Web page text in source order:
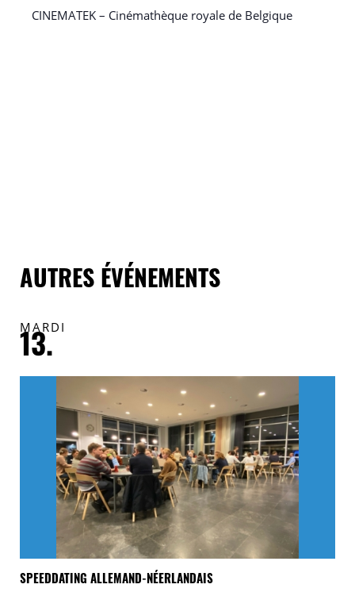
CINEMATEK – Cinémathèque royale de Belgique
AUTRES ÉVÉNEMENTS
MARDI
13.
SPEEDDATING ALLEMAND-NÉERLANDAIS